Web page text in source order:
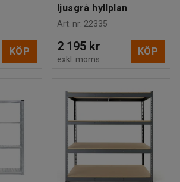
KÖP
ljusgrå hyllplan
Art. nr: 22335
2 195 kr
exkl. moms
KÖP